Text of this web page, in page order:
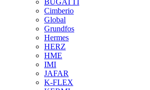
Cimberio
Global
Grundfos
Hermes
HERZ
HME
IMI
JAFAR
K-FLEX